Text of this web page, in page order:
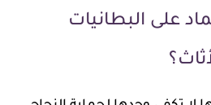
على البطانيات